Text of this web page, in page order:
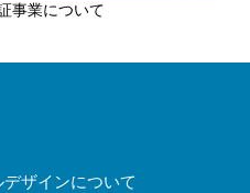
事業について
ザインについて